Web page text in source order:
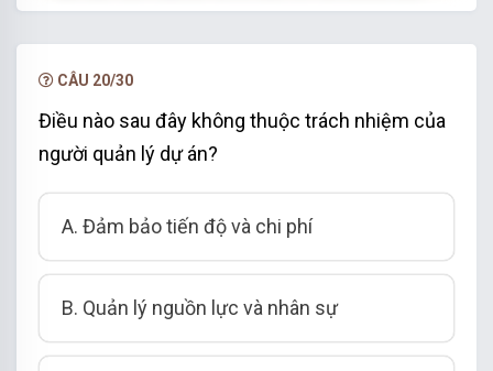
hạn.
CÂU 20/30
Điều nào sau đây không thuộc trách nhiệm của
người quản lý dự án?
A. Đảm bảo tiến độ và chi phí
B. Quản lý nguồn lực và nhân sự